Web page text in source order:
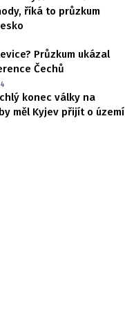
říká to průzkum
Průzkum ukázal
Čechů
konec války na
měl Kyjev přijít o území